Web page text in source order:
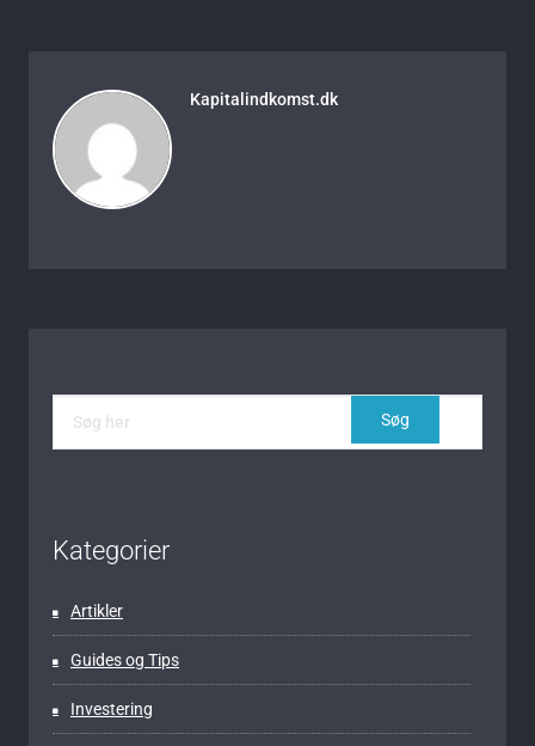
Kapitalindkomst.dk
Kategorier
Artikler
Guides og Tips
Investering